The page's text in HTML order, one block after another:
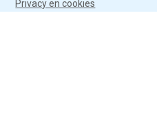
Privacy en cookies